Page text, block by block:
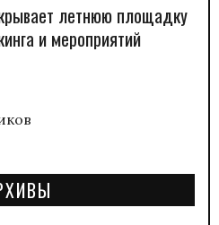
летнюю площадку
и мероприятий